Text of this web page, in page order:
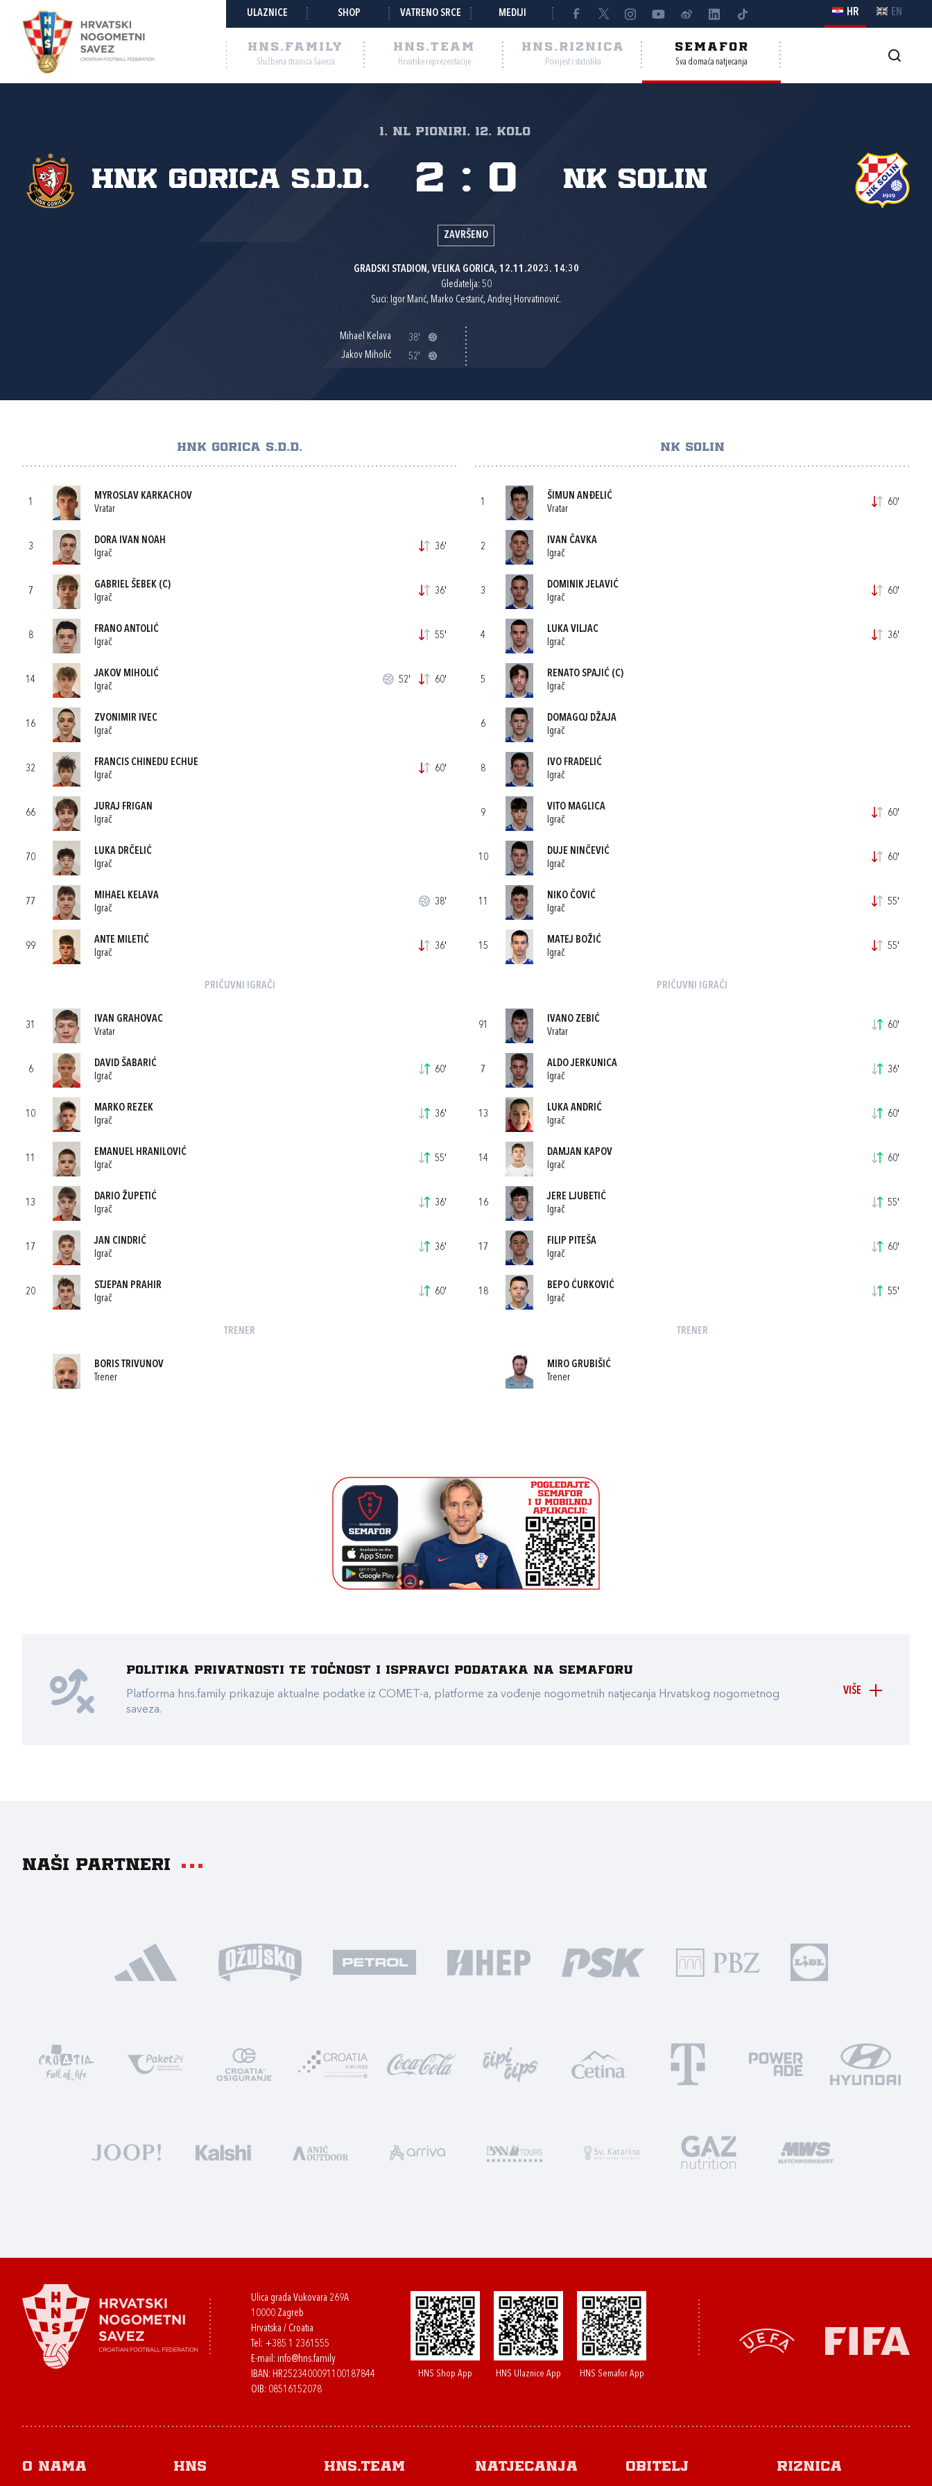
ULAZNICE SHOP VATRENO SRCE MEDIJI HR EN
HNS.FAMILY
Službena stranica Saveza
HNS.TEAM
Hrvatske reprezentacije
HNS.RIZNICA
Povijest i statistika
SEMAFOR
Sva domaća natjecanja
1. NL pioniri, 12. kolo
HNK Gorica s.d.d. NK Solin
2 : 0
ZAVRŠENO
GRADSKI STADION, VELIKA GORICA, 12.11.2023. 14:30
Gledatelja: 50
Suci: Igor Marić, Marko Cestarić, Andrej Horvatinović.
Mihael Kelava
38'
Jakov Miholić
52'
HNK GORICA S.D.D.
1
MYROSLAV KARKACHOV
Vratar
3
DORA IVAN NOAH
Igrač
36'
7
GABRIEL ŠEBEK (C)
Igrač
36'
8
FRANO ANTOLIĆ
Igrač
55'
14
JAKOV MIHOLIĆ
Igrač
52' 60'
16
ZVONIMIR IVEC
Igrač
32
FRANCIS CHINEDU ECHUE
Igrač
60'
66
JURAJ FRIGAN
Igrač
70
LUKA DRČELIĆ
Igrač
77
MIHAEL KELAVA
Igrač
38'
99
ANTE MILETIĆ
Igrač
36'
PRIČUVNI IGRAČI
31
IVAN GRAHOVAC
Vratar
6
DAVID ŠABARIĆ
Igrač
60'
10
MARKO REZEK
Igrač
36'
11
EMANUEL HRANILOVIĆ
Igrač
55'
13
DARIO ŽUPETIĆ
Igrač
36'
17
JAN CINDRIĆ
Igrač
36'
20
STJEPAN PRAHIR
Igrač
60'
TRENER
BORIS TRIVUNOV
Trener
NK SOLIN
1
ŠIMUN ANĐELIĆ
Vratar
60'
2
IVAN ČAVKA
Igrač
3
DOMINIK JELAVIĆ
Igrač
60'
4
LUKA VILJAC
Igrač
36'
5
RENATO SPAJIĆ(C)
Igrač
6
DOMAGOJ DŽAJA
Igrač
8
IVO FRADELIĆ
Igrač
9
VITO MAGLICA
Igrač
60'
10
DUJE NINČEVIĆ
Igrač
60'
11
NIKO ČOVIĆ
Igrač
55'
15
MATEJ BOŽIĆ
Igrač
55'
PRIČUVNI IGRAČI
91
IVANO ZEBIĆ
Vratar
60'
7
ALDO JERKUNICA
Igrač
36'
13
LUKA ANDRIĆ
Igrač
60'
14
DAMJAN KAPOV
Igrač
60'
16
JERE LJUBETIĆ
Igrač
55'
17
FILIP PITEŠA
Igrač
60'
18
BEPO ĆURKOVIĆ
Igrač
55'
TRENER
MIRO GRUBIŠIĆ
Trener
VIŠE
Politika privatnosti te točnost i ispravci podataka na Semaforu
Platforma hns.family prikazuje aktualne podatke iz COMET-a, platforme za vođenje nogometnih natjecanja Hrvatskog nogometnog
saveza.
Naši partneri
Ulica grada Vukovara 269A
10000 Zagreb
Hrvatska / Croatia
Tel: +385 1 2361555
E-mail: info@hns.family
IBAN: HR2523400091100187844
OIB: 08516152078
HNS Shop App HNS Ulaznice App HNS Semafor App
O nama HNS HNS.team Natjecanja Obitelj Riznica